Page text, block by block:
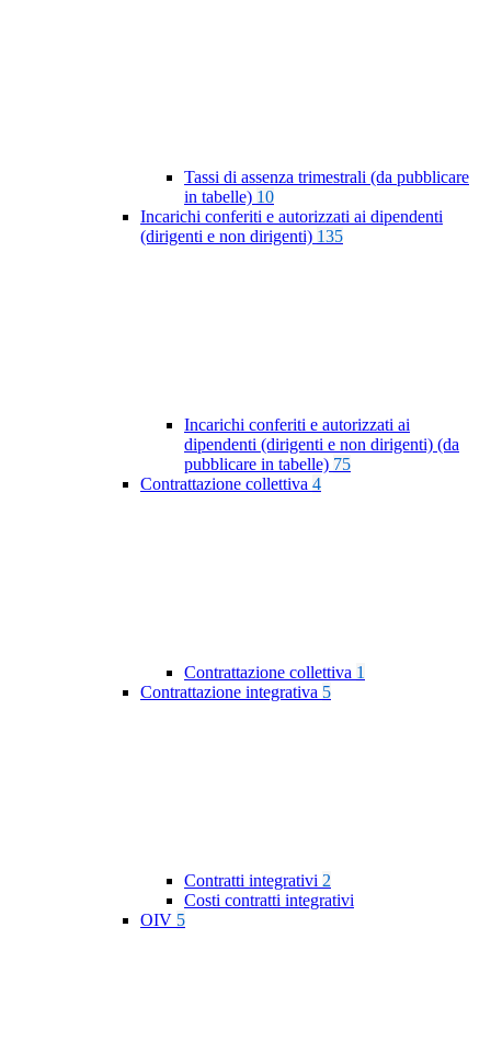
Tassi di assenza trimestrali (da pubblicare
in tabelle) 10
Incarichi conferiti e autorizzati ai dipendenti
(dirigenti e non dirigenti) 135
Incarichi conferiti e autorizzati ai
dipendenti (dirigenti e non dirigenti) (da
pubblicare in tabelle) 75
Contrattazione collettiva 4
Contrattazione collettiva 1
Contrattazione integrativa 5
Contratti integrativi 2
Costi contratti integrativi
OIV 5